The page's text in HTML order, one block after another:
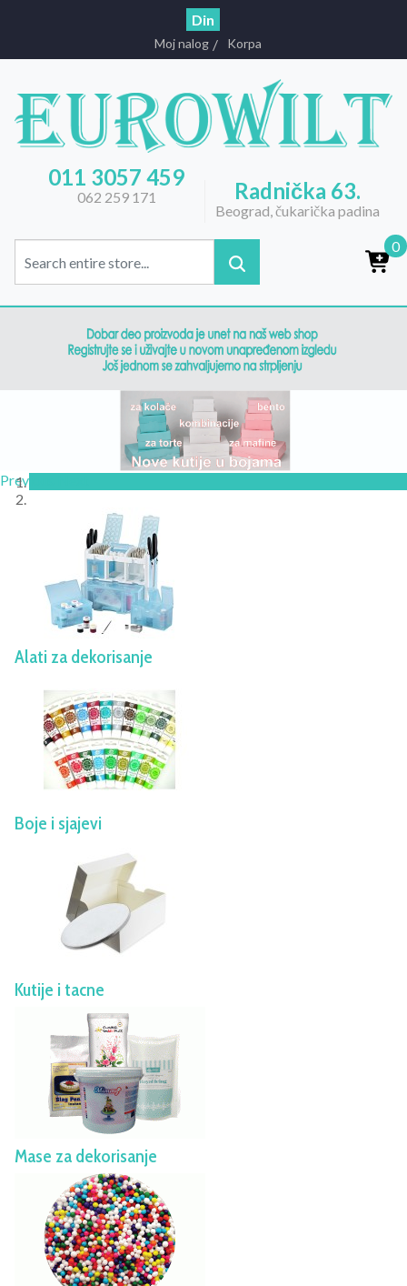
Din
Moj nalog Korpa
011 3057 459
062 259 171 Radnička 63.
Beograd, čukarička padina
0
Previous
Alati za dekorisanje
Boje i sjajevi
Kutije i tacne
Mase za dekorisanje